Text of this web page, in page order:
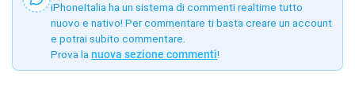
iPhoneItalia ha un sistema di commenti realtime tutto
nuovo e nativo! Per commentare ti basta creare un account
e potrai subito commentare.
Prova la nuova sezione commenti!